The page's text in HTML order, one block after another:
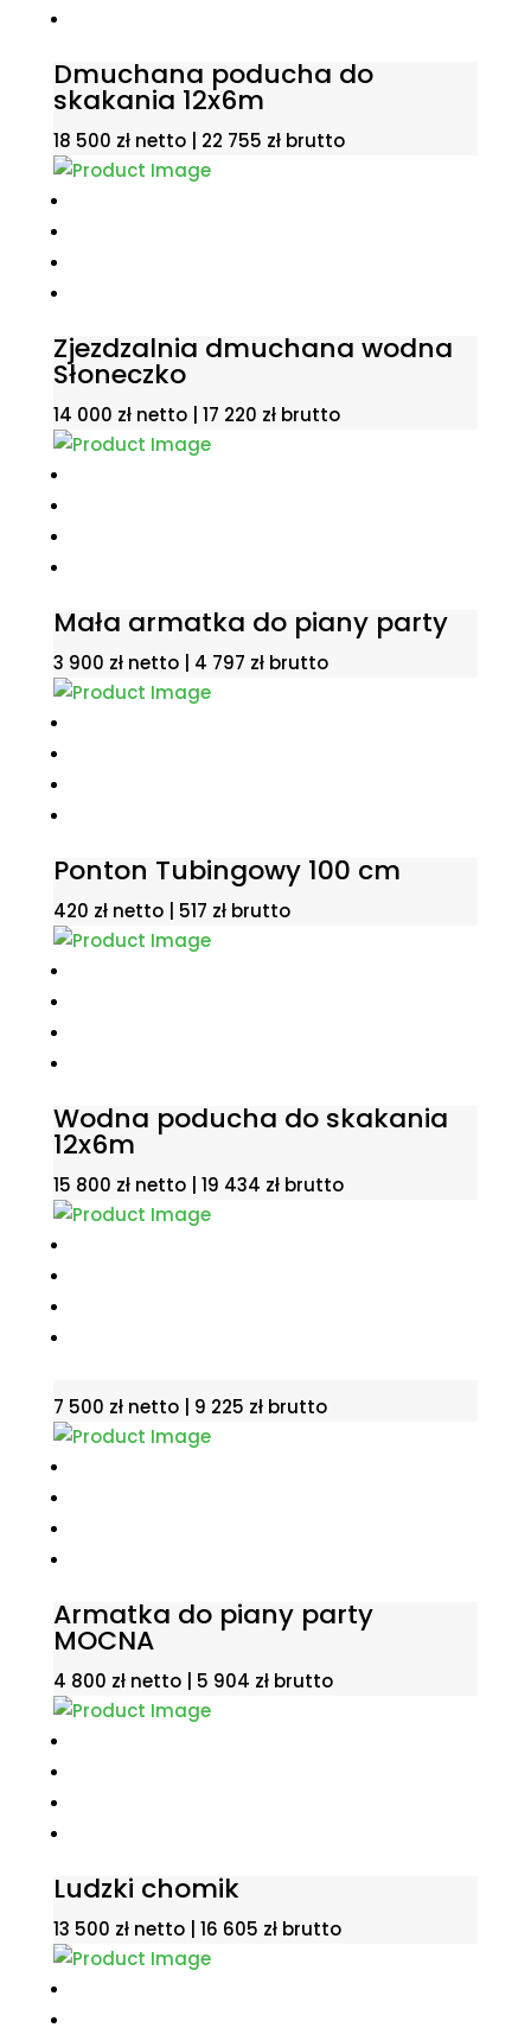
Dmuchana poducha do
skakania 12x6m
18 500 zł netto | 22 755 złbrutto
Zjezdzalnia dmuchana wodna
Słoneczko
14 000 zł netto | 17 220 złbrutto
Mała armatka do piany party
3 900 zł netto | 4 797 złbrutto
Ponton Tubingowy 100 cm
420 zł netto | 517 złbrutto
Wodna poducha do skakania
12x6m
15 800 zł netto | 19 434 złbrutto
7 500 zł netto | 9 225 złbrutto
Armatka do piany party
MOCNA
4 800 zł netto | 5 904 złbrutto
Ludzki chomik
13 500 zł netto | 16 605 złbrutto